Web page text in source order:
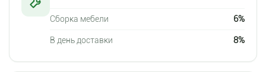
Сборка мебели 6%
В день доставки 8%